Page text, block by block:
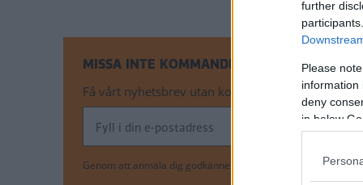
further
Please
information
deny
in below
MISSA INTE KOMMANDE ARTIKLAR OM
Få vårt nyhetsbrev utan kostnad
Genom att anmäla dig godkänner du OK-förlagets